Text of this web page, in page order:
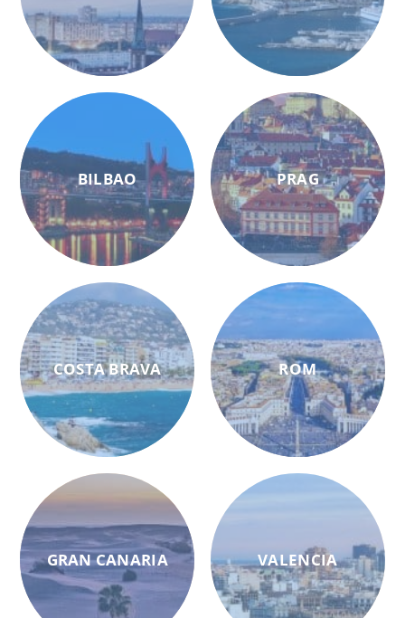
BILBAO
COSTA BRAVA
GRAN CANARIA
PRAG
ROM
VALENCIA